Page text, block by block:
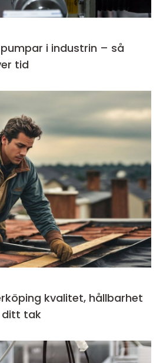
i industrin – så
tid
hållbarhet
ditt tak